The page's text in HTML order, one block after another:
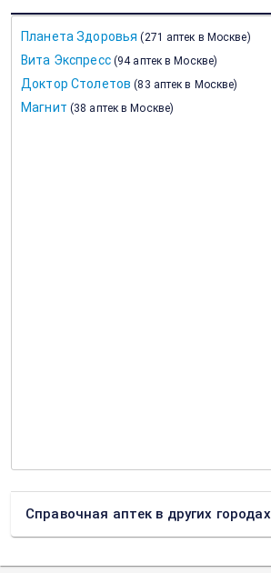
Планета Здоровья (271 аптек в Москве)
Вита Экспресс (94 аптек в Москве)
Доктор Столетов (83 аптек в Москве)
Магнит (38 аптек в Москве)
Справочная аптек в других городах